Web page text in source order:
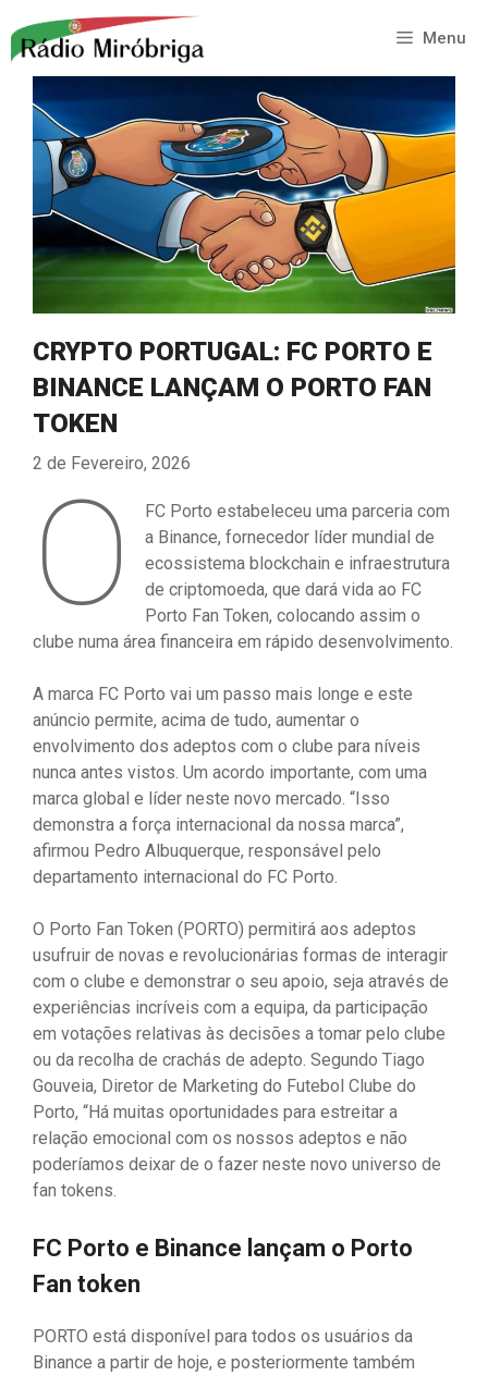
para
conteúdo
Menu
CRYPTO PORTUGAL: FC PORTO E
BINANCE LANÇAM O PORTO FAN
TOKEN
2 de Fevereiro, 2026
O
FC Porto estabeleceu uma parceria com
a Binance, fornecedor líder mundial de
ecossistema blockchain e infraestrutura
de criptomoeda, que dará vida ao FC
Porto Fan Token, colocando assim o
clube numa área financeira em rápido desenvolvimento.
A marca FC Porto vai um passo mais longe e este
anúncio permite, acima de tudo, aumentar o
envolvimento dos adeptos com o clube para níveis
nunca antes vistos. Um acordo importante, com uma
marca global e líder neste novo mercado. “Isso
demonstra a força internacional da nossa marca”,
afirmou Pedro Albuquerque, responsável pelo
departamento internacional do FC Porto.
O Porto Fan Token (PORTO) permitirá aos adeptos
usufruir de novas e revolucionárias formas de interagir
com o clube e demonstrar o seu apoio, seja através de
experiências incríveis com a equipa, da participação
em votações relativas às decisões a tomar pelo clube
ou da recolha de crachás de adepto. Segundo Tiago
Gouveia, Diretor de Marketing do Futebol Clube do
Porto, “Há muitas oportunidades para estreitar a
relação emocional com os nossos adeptos e não
poderíamos deixar de o fazer neste novo universo de
fan tokens.
FC Porto e Binance lançam o Porto
Fan token
PORTO está disponível para todos os usuários da
Binance a partir de hoje, e posteriormente também